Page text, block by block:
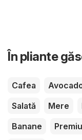
În pliante
Cafea
Salată
Mere
Banane